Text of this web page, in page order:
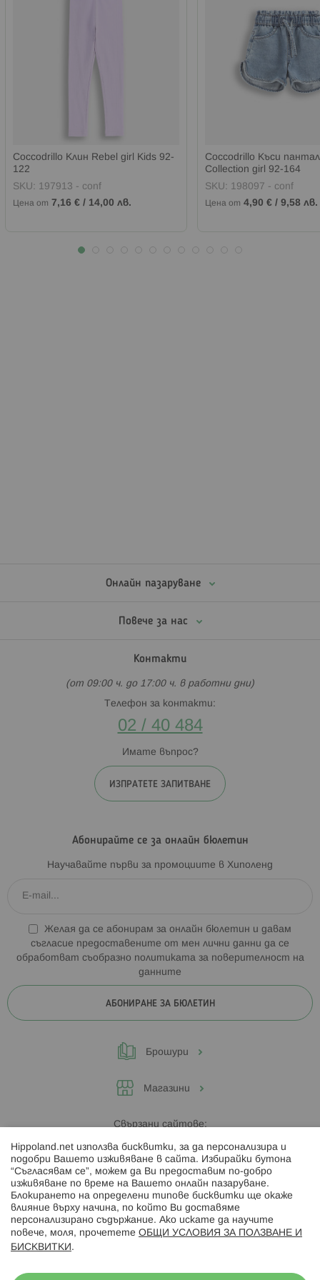
Coccodrillo Клин Rebel girl Kids 92-
122
SKU: 197913 - conf
Цена от 7,16 € / 14,00 лв.
Coccodrillo Къси
Collection girl 92-164
SKU: 198097 - conf
Цена от 4,90 € / 9,58 лв.
Онлайн пазаруване
Повече за нас
Контакти
(от 09:00 ч. до 17:00 ч. в работни дни)
Телефон за контакти:
02 / 40 484
Имате въпрос?
ИЗПРАТЕТЕ ЗАПИТВАНЕ
Абонирайте се за онлайн бюлетин
Научавайте първи за промоциите в Хиполенд
Желая да се абонирам за онлайн бюлетин и давам
съгласие предоставените от мен лични данни да се
обработват съобразно политиката за поверителност на
данните
АБОНИРАНЕ ЗА БЮЛЕТИН
Брошури
Магазини
Свързани сайтове:
Hippoland.ro
Последвайте ни:
Hippoland.net използва бисквитки, за да персонализира и
подобри Вашето изживяване в сайта. Избирайки бутона
“Съгласявам се”, можем да Ви предоставим по-добро
изживяване по време на Вашето онлайн пазаруване.
Блокирането на определени типове бисквитки ще окаже
влияние върху начина, по който Ви доставяме
персонализирано съдържание. Ако искате да научите
повече, моля, прочетете ОБЩИ УСЛОВИЯ ЗА ПОЛЗВАНЕ И
БИСКВИТКИ .